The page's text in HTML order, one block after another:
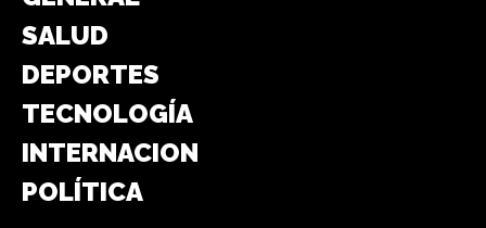
SALUD
DEPORTES
TECNOLOGÍA
INTERNACIONAL
POLÍTICA